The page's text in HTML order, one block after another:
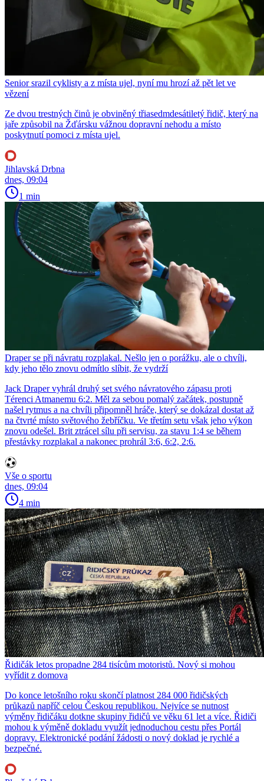
Senior srazil cyklisty a z místa ujel, nyní mu hrozí až pět let ve
vězení
Ze dvou trestných činů je obviněný třiasedmdesátiletý řidič, který na
jaře způsobil na Žďársku vážnou dopravní nehodu a místo
poskytnutí pomoci z místa ujel.
Jihlavská Drbna
dnes, 09:04
1 min
Draper se při návratu rozplakal. Nešlo jen o porážku, ale o chvíli,
kdy jeho tělo znovu odmítlo slíbit, že vydrží
Jack Draper vyhrál druhý set svého návratového zápasu proti
Térenci Atmanemu 6:2. Měl za sebou pomalý začátek, postupně
našel rytmus a na chvíli připomněl hráče, který se dokázal dostat až
na čtvrté místo světového žebříčku. Ve třetím setu však jeho výkon
znovu odešel. Brit ztrácel sílu při servisu, za stavu 1:4 se během
přestávky rozplakal a nakonec prohrál 3:6, 6:2, 2:6.
Vše o sportu
dnes, 09:04
4 min
Řidičák letos propadne 284 tisícům motoristů. Nový si mohou
vyřídit z domova
Do konce letošního roku skončí platnost 284 000 řidičských
průkazů napříč celou Českou republikou. Nejvíce se nutnost
výměny řidičáku dotkne skupiny řidičů ve věku 61 let a více. Řidiči
mohou k výměně dokladu využít jednoduchou cestu přes Portál
dopravy. Elektronické podání žádosti o nový doklad je rychlé a
bezpečné.